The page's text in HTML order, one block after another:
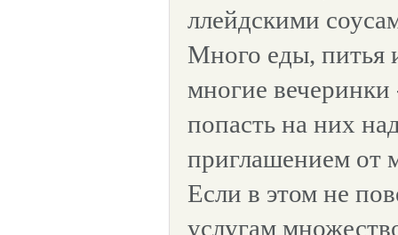
ллейдскими
Много еды, питья
многие
попасть на них
приглашением от
Если в этом не
услугам